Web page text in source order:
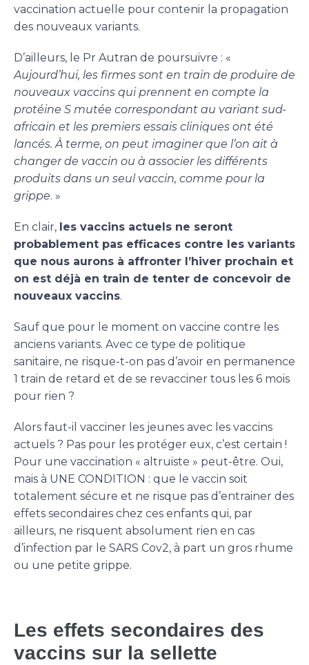
vaccination actuelle pour contenir la propagation
des nouveaux variants.
D’ailleurs, le Pr Autran de poursuivre : «
Aujourd’hui, les firmes sont en train de produire de
nouveaux vaccins qui prennent en compte la
protéine S mutée correspondant au variant sud-
africain et les premiers essais cliniques ont été
lancés. À terme, on peut imaginer que l’on ait à
changer de vaccin ou à associer les différents
produits dans un seul vaccin, comme pour la
grippe. »
En clair, les vaccins actuels ne seront
probablement pas efficaces contre les variants
que nous aurons à affronter l’hiver prochain et
on est déjà en train de tenter de concevoir de
nouveaux vaccins.
Sauf que pour le moment on vaccine contre les
anciens variants. Avec ce type de politique
sanitaire, ne risque-t-on pas d’avoir en permanence
1 train de retard et de se revacciner tous les 6 mois
pour rien ?
Alors faut-il vacciner les jeunes avec les vaccins
actuels ? Pas pour les protéger eux, c’est certain !
Pour une vaccination « altruiste » peut-être. Oui,
mais à UNE CONDITION : que le vaccin soit
totalement sécure et ne risque pas d’entrainer des
effets secondaires chez ces enfants qui, par
ailleurs, ne risquent absolument rien en cas
d’infection par le SARS Cov2, à part un gros rhume
ou une petite grippe.
Les effets secondaires des
vaccins sur la sellette